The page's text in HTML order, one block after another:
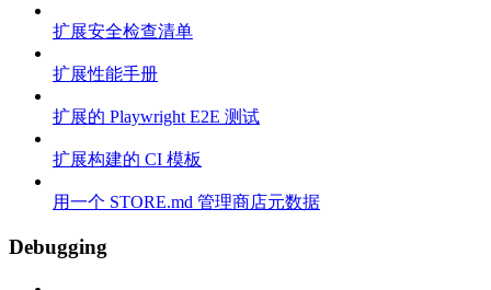
扩展安全检查清单
扩展性能手册
扩展的 Playwright E2E 测试
扩展构建的 CI 模板
用一个 STORE.md 管理商店元数据
Debugging